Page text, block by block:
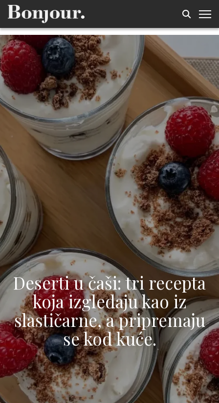
Deserti u čaši: tri recepta
koja izgledaju kao iz
slastičarne, a pripremaju
se kod kuće.